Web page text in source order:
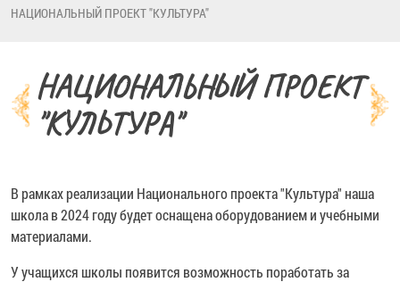
НАЦИОНАЛЬНЫЙ ПРОЕКТ "КУЛЬТУРА"
НАЦИОНАЛЬНЫЙ ПРОЕКТ
"КУЛЬТУРА"
В рамках реализации Национального проекта "Культура" наша
школа в 2024 году будет оснащена оборудованием и учебными
материалами.
У учащихся школы появится возможность поработать за